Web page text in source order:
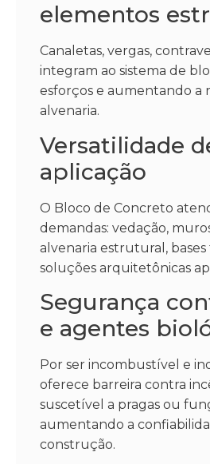
elementos
Canaletas, vergas,
integram ao sistema de
esforços e aumentando a
alvenaria.
Versatilidade
aplicação
O Bloco de Concreto
demandas: vedação,
alvenaria estrutural, bases
soluções arquitetônicas
Segurança
e agentes
Por ser incombustível e
oferece barreira contra
suscetível a pragas ou
aumentando a
construção.